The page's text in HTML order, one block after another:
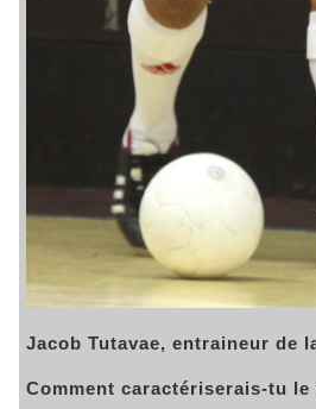
Jacob Tutavae, entraineur de
Comment caractériserais-tu le